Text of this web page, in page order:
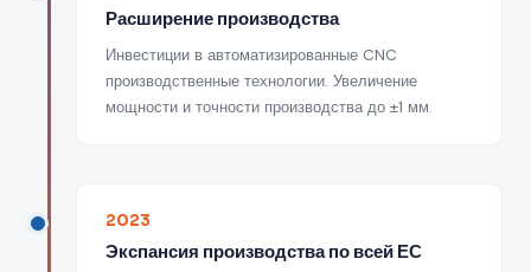
Расширение производства
Инвестиции в автоматизированные CNC
производственные технологии. Увеличение
мощности и точности производства до ±1 мм.
2023
Экспансия производства по всей ЕС